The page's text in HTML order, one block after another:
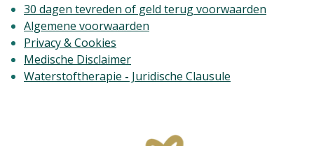
30 dagen tevreden of geld terug voorwaarden
Algemene voorwaarden
Privacy & Cookies
Medische Disclaimer
Waterstoftherapie - Juridische Clausule